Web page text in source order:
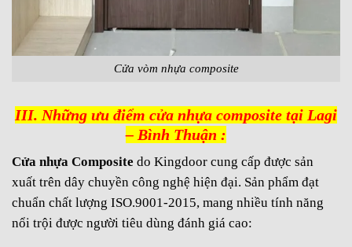
Cửa vòm nhựa composite
III. Những ưu điểm cửa nhựa composite tại Lagi
– Bình Thuận :
Cửa nhựa Composite do Kingdoor cung cấp được sản
xuất trên dây chuyền công nghệ hiện đại. Sản phẩm đạt
chuẩn chất lượng ISO.9001-2015, mang nhiều tính năng
nổi trội được người tiêu dùng đánh giá cao: